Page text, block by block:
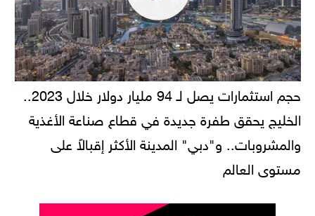
الخليج يحقق طفرة جديدة في قطاع صناعة الأغذية
والمشروبات.. و"دبي" المدينة الأكثر إقبالاً على
مستوى العالم